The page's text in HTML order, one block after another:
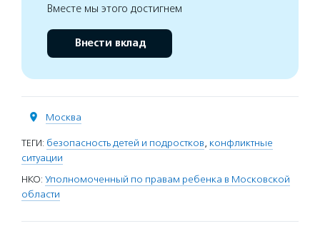
Вместе мы этого достигнем
Внести вклад
Москва
ТЕГИ: безопасность детей и подростков, конфликтные
ситуации
НКО: Уполномоченный по правам ребенка в Московской
области